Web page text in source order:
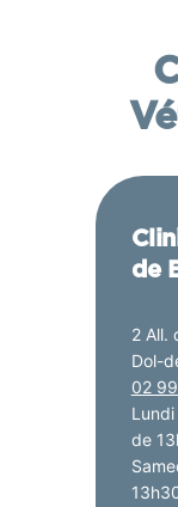
de
2 All.
Dol-
02
de